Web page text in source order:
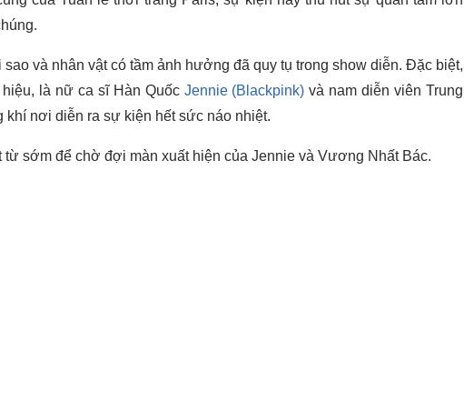
và nhân vật có tầm ảnh hưởng đã quy tụ trong show diễn. Đặc biệt,
là nữ ca sĩ Hàn Quốc Jennie (Blackpink) và nam diễn viên Trung
nơi diễn ra sự kiện hết sức náo nhiệt.
sớm để chờ đợi màn xuất hiện của Jennie và Vương Nhất Bác.